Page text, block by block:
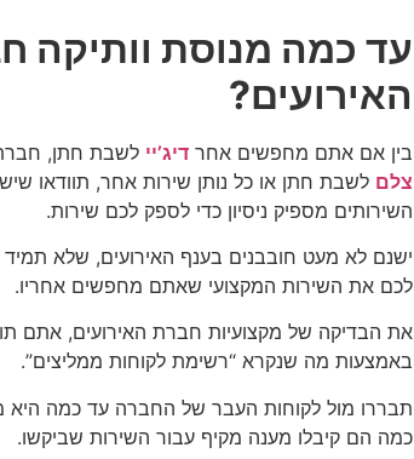
עד כמה מנוסת וותיקה
האירועים?
בין אם אתם מחפשים אחר דיג’יי לשבת חתן, חברת
צלם לשבת חתן או כל נותן שירות אחר, תוודאו שיש
השירותים מספיק ניסיון כדי לספק לכם שירות.
ישנם לא מעט חובבנים בענף האירועים, שלא תמיד
לכם את השירות המקצועי שאתם מחפשים אחריו.
את הבדיקה של מקצועיות חברת האירועים, אתם
באמצעות מה שנקרא “רשימת לקוחות ממליצים”.
תבררו מול לקוחות העבר של החברה עד כמה היא
כמה הם קיבלו מענה מקיף עבור השירות שביקשו.